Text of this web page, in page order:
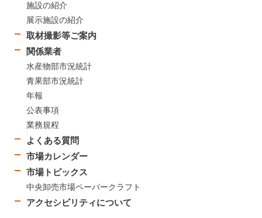
施設の紹介
展示施設の紹介
取材撮影等ご案内
関係業者
水産物部市況統計
青果部市況統計
年報
公表事項
業務規程
よくある質問
市場カレンダー
市場トピックス
中央卸売市場ペーパークラフト
アクセシビリティについて